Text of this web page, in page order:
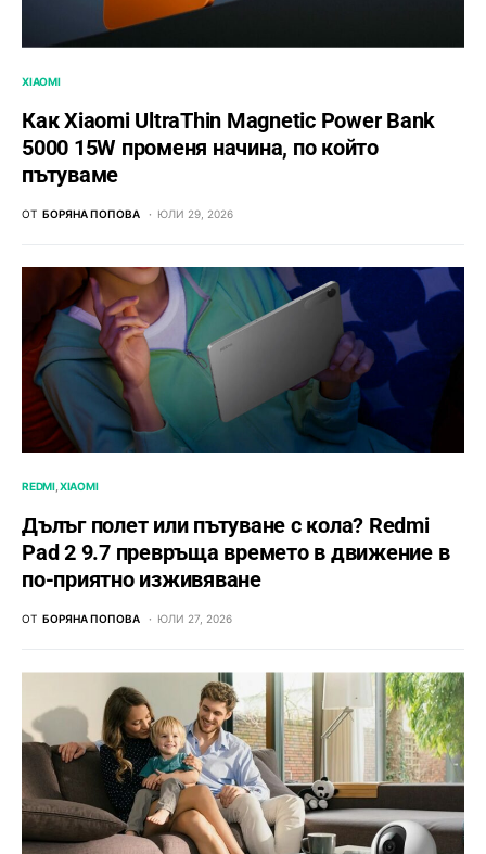
XIAOMI
Как Xiaomi UltraThin Magnetic Power Bank
5000 15W променя начина, по който
пътуваме
ОТ БОРЯНА ПОПОВА ЮЛИ 29, 2026
REDMI XIAOMI
Дълъг полет или пътуване с кола? Redmi
Pad 2 9.7 превръща времето в движение в
по-приятно изживяване
ОТ БОРЯНА ПОПОВА ЮЛИ 27, 2026